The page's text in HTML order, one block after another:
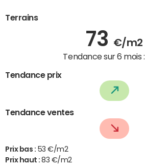
Terrains
73 €/m2
Tendance sur 6 mois :
Tendance prix
Tendance ventes
Prix bas : 53 €/m2
Prix haut :83 €/m2